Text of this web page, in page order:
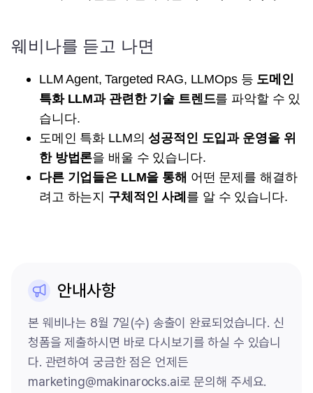
웨비나를 듣고 나면
LLM Agent, Targeted RAG, LLMOps 등 도메인
특화 LLM과 관련한 기술 트렌드를 파악할 수 있
습니다.
도메인 특화 LLM의성공적인 도입과 운영을 위
한 방법론을 배울 수 있습니다.
다른 기업들은 LLM을 통해 어떤 문제를 해결하
려고 하는지 구체적인 사례 를 알 수 있습니다.
안내사항
본 웨비나는 8월 7일(수) 송출이 완료되었습니다. 신
청폼을 제출하시면 바로 다시보기를 하실 수 있습니
다. 관련하여 궁금한 점은 언제든
marketing@makinarocks.ai로 문의해 주세요.